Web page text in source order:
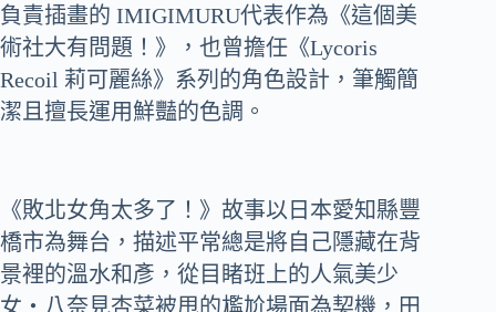
負責插畫的 IMIGIMURU代表作為《這個美
術社大有問題！》，也曾擔任《Lycoris
Recoil 莉可麗絲》系列的角色設計，筆觸簡
潔且擅長運用鮮豔的色調。
《敗北女角太多了！》故事以日本愛知縣豐
橋市為舞台，描述平常總是將自己隱藏在背
景裡的溫水和彥，從目睹班上的人氣美少
女‧八奈見杏菜被甩的尷尬場面為契機，田